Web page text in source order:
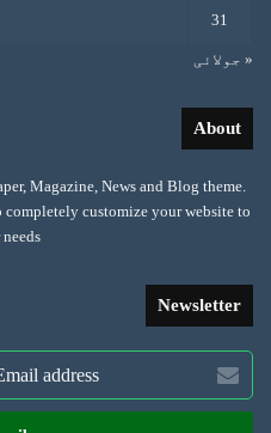
31
« جولائی
About
Magazine, News and Blog theme.
customize your website to
Newsletter
your
Email